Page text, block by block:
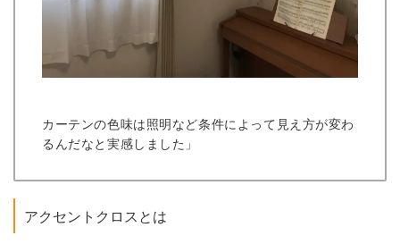
カーテンの色味は照明など条件によって見え方が変わ
るんだなと実感しました」
アクセントクロスとは